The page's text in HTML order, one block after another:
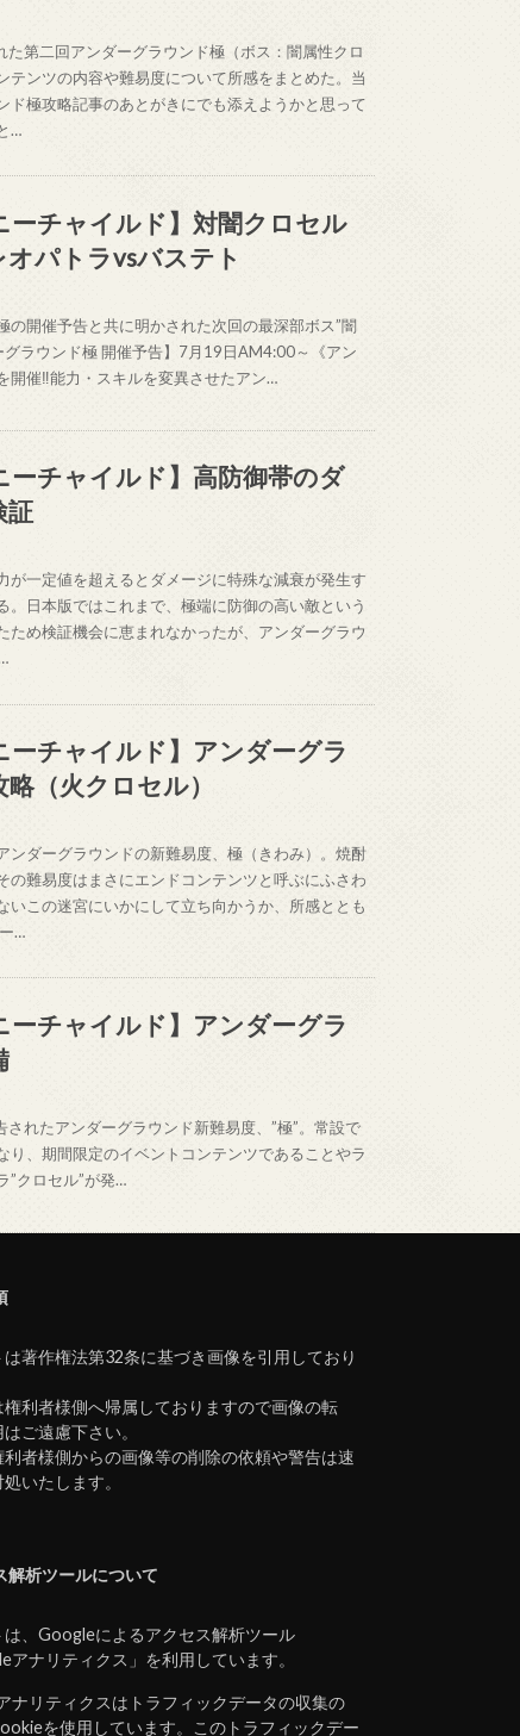
た第二回アンダーグラウンド極（ボス：闇属性クロ
テンツの内容や難易度について所感をまとめた。当
ド極攻略記事のあとがきにでも添えようかと思って
…
ーチャイルド】対闇クロセル
パトラvsバステト
の開催予告と共に明かされた次回の最深部ボス”闇
グラウンド極 開催予告】7月19日AM4:00～《アン
開催‼能力・スキルを変異させたアン…
ーチャイルド】高防御帯のダ
証
が一定値を超えるとダメージに特殊な減衰が発生す
。日本版ではこれまで、極端に防御の高い敵という
ため検証機会に恵まれなかったが、アンダーグラウ
ーチャイルド】アンダーグラ
（火クロセル）
ンダーグラウンドの新難易度、極（きわみ）。焼酎
の難易度はまさにエンドコンテンツと呼ぶにふさわ
いこの迷宮にいかにして立ち向かうか、所感ととも
…
ーチャイルド】アンダーグラ
れたアンダーグラウンド新難易度、”極”。常設で
り、期間限定のイベントコンテンツであることやラ
”クロセル”が発…
は著作権法第32条に基づき画像を引用しており
権利者様側へ帰属しておりますので画像の転
ご遠慮下さい。
利者様側からの画像等の削除の依頼や警告は速
いたします。
解析ツールについて
は、Googleによるアクセス解析ツール
アナリティクス」を利用しています。
ナリティクスはトラフィックデータの収集の
を使用しています。このトラフィックデー